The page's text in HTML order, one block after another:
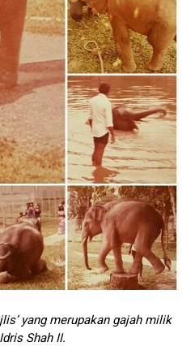
yang merupakan gajah milik
Shah II.